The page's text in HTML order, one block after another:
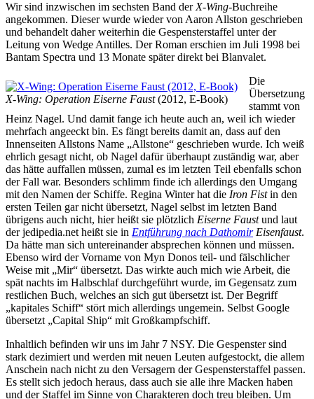
Wir sind inzwischen im sechsten Band derX-Wing-Buchreihe
angekommen. Dieser wurde wieder von Aaron Allston geschrieben
und behandelt daher weiterhin die Gespensterstaffel unter der
Leitung von Wedge Antilles. Der Roman erschien im Juli 1998 bei
Bantam Spectra und 13 Monate später direkt bei Blanvalet.
X-Wing: Operation Eiserne Faust(2012, E-Book)
Die
Übersetzung
stammt von
Heinz Nagel. Und damit fange ich heute auch an, weil ich wieder
mehrfach angeeckt bin. Es fängt bereits damit an, dass auf den
Innenseiten Allstons Name „Allstone“ geschrieben wurde. Ich weiß
ehrlich gesagt nicht, ob Nagel dafür überhaupt zuständig war, aber
das hätte auffallen müssen, zumal es im letzten Teil ebenfalls schon
der Fall war. Besonders schlimm finde ich allerdings den Umgang
mit den Namen der Schiffe. Regina Winter hat die Iron Fistin den
ersten Teilen gar nicht übersetzt, Nagel selbst im letzten Band
übrigens auch nicht, hier heißt sie plötzlich Eiserne Faustund laut
der jedipedia.net heißt sie in Entführung nach Dathomir Eisenfaust.
Da hätte man sich untereinander absprechen können und müssen.
Ebenso wird der Vorname von Myn Donos teil- und fälschlicher
Weise mit „Mir“ übersetzt. Das wirkte auch mich wie Arbeit, die
spät nachts im Halbschlaf durchgeführt wurde, im Gegensatz zum
restlichen Buch, welches an sich gut übersetzt ist. Der Begriff
„kapitales Schiff“ stört mich allerdings ungemein. Selbst Google
übersetzt „Capital Ship“ mit Großkampfschiff.
Inhaltlich befinden wir uns im Jahr 7 NSY. Die Gespenster sind
stark dezimiert und werden mit neuen Leuten aufgestockt, die allem
Anschein nach nicht zu den Versagern der Gespensterstaffel passen.
Es stellt sich jedoch heraus, dass auch sie alle ihre Macken haben
und der Staffel im Sinne von Charakteren doch treu bleiben. Um